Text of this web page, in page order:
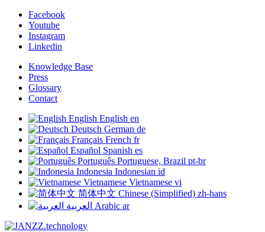
Facebook
Youtube
Instagram
Linkedin
Knowledge Base
Press
Glossary
Contact
English English en
Deutsch German de
Français French fr
Español Spanish es
Português Portuguese, Brazil pt-br
Indonesia Indonesian id
Vietnamese Vietnamese vi
简体中文 Chinese (Simplified) zh-hans
العربية Arabic ar